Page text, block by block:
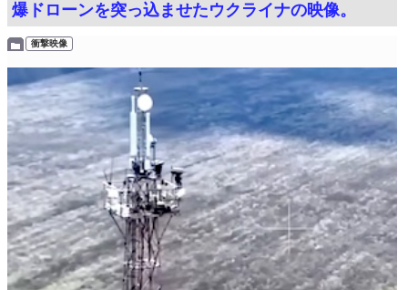
爆ドローンを突っ込ませたウクライナの映像。
衝撃映像